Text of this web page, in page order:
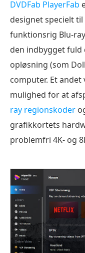
DVDFab PlayerFab
designet specielt
funktionsrig Blu-
den indbygget fuld
opløsning (som
computer. Et
mulighed for at
ray regionskoder
grafikkortets
problemfri 4K- og